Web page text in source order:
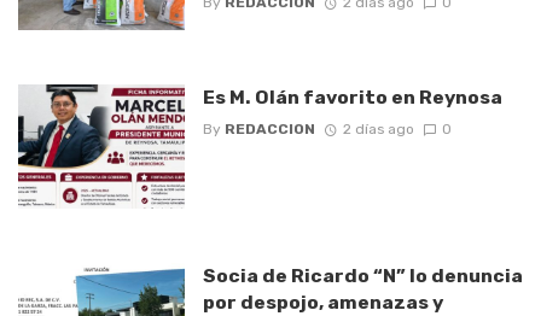
Es M. Olán favorito en Reynosa
By REDACCION 2 días ago 0
Socia de Ricardo “N” lo denuncia
por despojo, amenazas y